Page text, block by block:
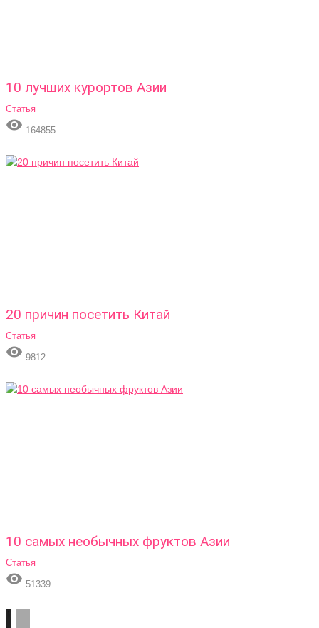
10 лучших курортов Азии
Статья
 164855
20 причин посетить Китай
Статья
 9812
10 самых необычных фруктов Азии
Статья
 51339